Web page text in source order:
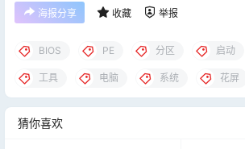
海报分享 收藏 举报
BIOS PE 分区 启动
工具 电脑 系统 花屏
猜你喜欢